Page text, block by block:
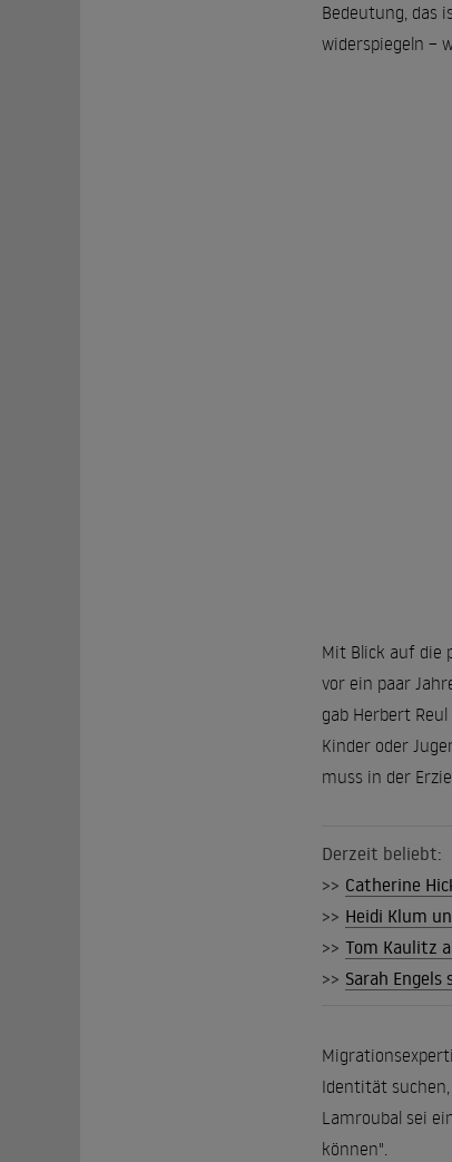
Bedeutung, das
widerspiegeln –
Mit Blick auf die
vor ein paar
gab Herbert
Kinder oder
muss in der
Derzeit beliebt:
>> Catherine
>> Heidi Klum
>> Tom Kaulitz
>> Sarah
Identität
Lamroubal sei
können".